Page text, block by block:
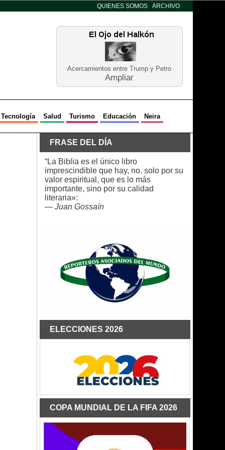
QUIENES SOMOS ARCHIVO
Acercamientos entre Trump y Petro
Ampliar
Tecnología Salud Turismo Educación Neira
FRASE DEL DÍA
“La Biblia es el único libro
imprescindible que hay, no. solo por su
valor espiritual, que es lo más
importante, sino por su calidad
literaria»:
— Juan Gossaín
ELECCIONES 2026
COPA MUNDIAL DE LA FIFA 2026